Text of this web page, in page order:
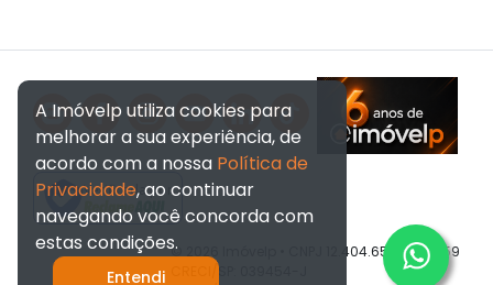
Verificada por
© 2026 Imóvelp • CNPJ 12.404.656/0001-59
CRECI/SP: 039454-J
A Imóvelp utiliza cookies para
melhorar a sua experiência, de
acordo com a nossa Política de
Privacidade, ao continuar
navegando você concorda com
estas condições.
Entendi